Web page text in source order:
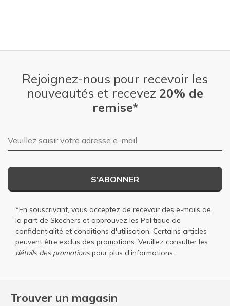
Trouver un magasin
Rejoignez-nous pour recevoir les
nouveautés et recevez 20% de
remise*
Adresse e-mail
S’ABONNER
*En souscrivant, vous acceptez de recevoir des e-mails de
la part de Skechers et approuvez les Politique de
confidentialité et conditions d'utilisation. Certains articles
peuvent être exclus des promotions. Veuillez consulter les
détails des promotionspour plus d'informations.